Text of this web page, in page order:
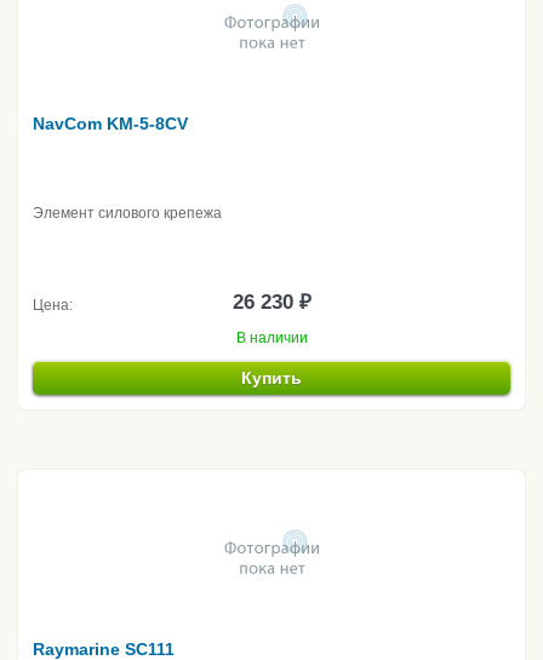
NavCom KM-5-8CV
Элемент силового крепежа
Цена: 26 230 ₽
В наличии
Купить
Raymarine SC111